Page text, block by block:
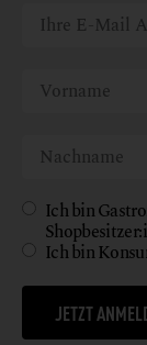
Ich bin
Ich bin
JETZT